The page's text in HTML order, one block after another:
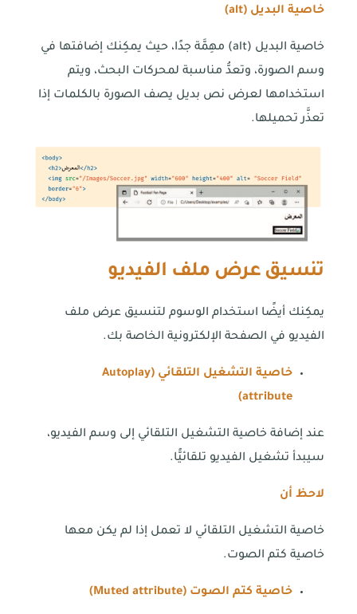
خاصية البديل (alt
)
خاصية البديل (alt) مهِمَّة جدًا، حيث يمكِنك إضافتها في
وسم الصورة، وتعدُّ مناسبة لمحركات البحث، ويتم
استخدامها لعرض نص بديل يصف الصورة بالكلمات إذا
تعذَّر تحميلها.
تنسيق عرض ملف الفيديو
يمكِنك أيضًا استخدام الوسوم لتنسيق عرض ملف
الفيديو في الصفحة الإلكترونية الخاصة بك.
خاصية التشغيل التلقائي (Autoplay
attribute
)
عند إضافة خاصية التشغيل التلقائي إلى وسم الفيديو،
سيبدأ تشغيل الفيديو تلقائيًّا.
لاحظ أن
خاصية التشغيل التلقائي لا تعمل إذا لم يكن معها
خاصية كتم الصوت.
خاصية كتم الصوت (Muted attribute
)